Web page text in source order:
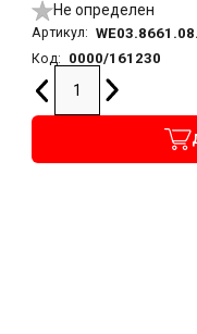
Не определен
Артикул:
Код: 0000/161230